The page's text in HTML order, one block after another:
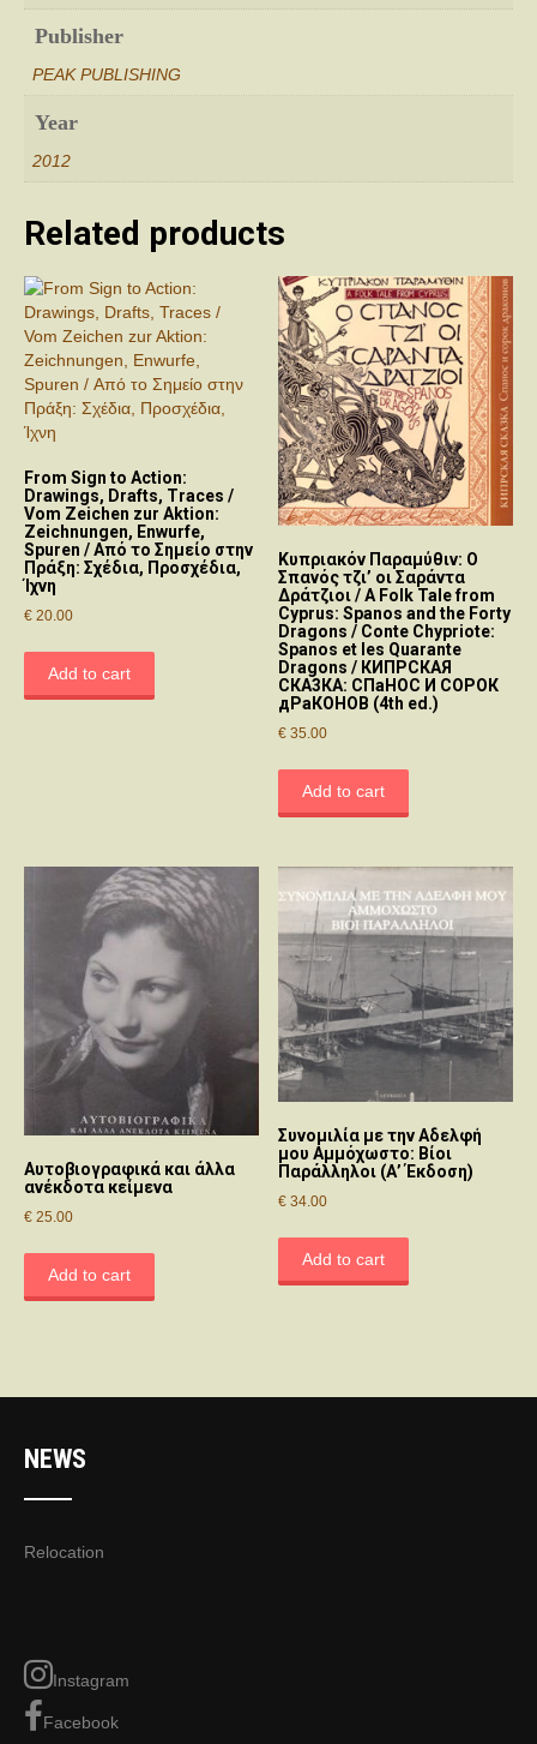
Publisher
PEAK PUBLISHING
Year
2012
Related products
From Sign to Action:
Drawings, Drafts, Traces /
Vom Zeichen zur Aktion:
Zeichnungen, Enwurfe,
Spuren / Από το Σημείο στην
Πράξη: Σχέδια, Προσχέδια,
Ίχνη
€ 20.00
Add to cart
Κυπριακόν Παραμύθιν: Ο
Σπανός τζι’ οι Σαράντα
Δράτζιοι / A Folk Tale from
Cyprus: Spanos and the Forty
Dragons / Conte Chypriote:
Spanos et les Quarante
Dragons / КИΠΡCКΑЯ
CКΑ3КΑ: CΠaHOC И COPOК
дPaКOHOB (4th ed.)
€ 35.00
Add to cart
Αυτοβιογραφικά και άλλα
ανέκδοτα κείμενα
€ 25.00
Add to cart
Συνομιλία με την Αδελφή
μου Αμμόχωστο: Βίοι
Παράλληλοι (Α’ Έκδοση)
€ 34.00
Add to cart
NEWS
Relocation
Instagram
Facebook